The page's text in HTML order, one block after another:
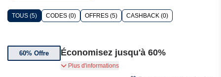
TOUS (5) CODES (0) OFFRES (5) CASHBACK (0)
60% Offre Économisez jusqu'à 60%
Super soldes sur les bottes Rev'it ! Mohawk 3 :
jusqu'à 60% de réduction
Plus d'informations